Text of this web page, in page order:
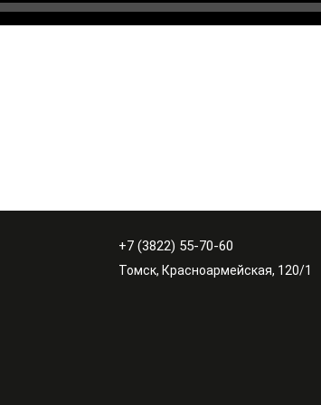
+7 (3822) 55-70-60
Томск, Красноармейская, 120/1